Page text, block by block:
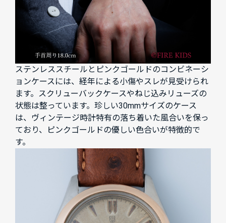
ステンレススチールとピンクゴールドのコンビネーシ
ョンケースには、経年による小傷やスレが見受けられ
ます。スクリューバックケースやねじ込みリューズの
状態は整っています。珍しい30mmサイズのケース
は、ヴィンテージ時計特有の落ち着いた風合いを保っ
ており、ピンクゴールドの優しい色合いが特徴的で
す。